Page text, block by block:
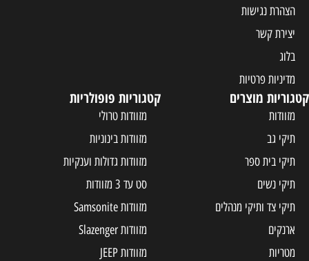
הצהרת נגישות
יצירת קשר
בלוג
מדיניות פרטיות
קטגוריות מוצרים
מזוודות
תיקי גב
תיקי בית ספר
תיקי נשים
תיקי צד ותיקי מנהלים
ארנקים
מטריות
קטגוריות פופולריות
מזוודות טרולי
מזוודות בינוניות
מזוודות גדולות וענקיות
סט עד 3 מזוודות
מזוודות Samsonite
מזוודות Slazenger
מזוודות JEEP